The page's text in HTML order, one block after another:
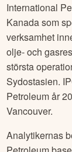
International
Kanada som
verksamhet
olje- och
största
Sydostasien.
Petroleum år
Vancouver.
Analytikernas